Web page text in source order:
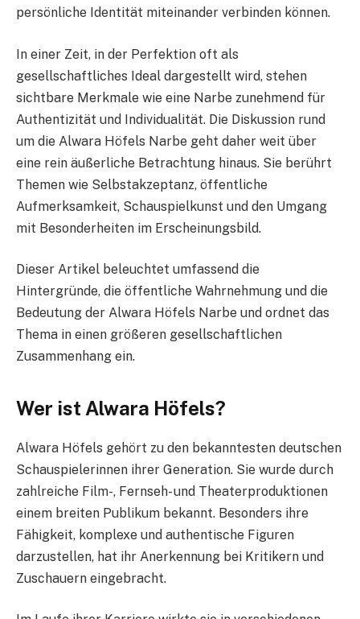
persönliche Identität miteinander verbinden können.
In einer Zeit, in der Perfektion oft als
gesellschaftliches Ideal dargestellt wird, stehen
sichtbare Merkmale wie eine Narbe zunehmend für
Authentizität und Individualität. Die Diskussion rund
um die Alwara Höfels Narbe geht daher weit über
eine rein äußerliche Betrachtung hinaus. Sie berührt
Themen wie Selbstakzeptanz, öffentliche
Aufmerksamkeit, Schauspielkunst und den Umgang
mit Besonderheiten im Erscheinungsbild.
Dieser Artikel beleuchtet umfassend die
Hintergründe, die öffentliche Wahrnehmung und die
Bedeutung der Alwara Höfels Narbe und ordnet das
Thema in einen größeren gesellschaftlichen
Zusammenhang ein.
Wer ist Alwara Höfels?
Alwara Höfels gehört zu den bekanntesten deutschen
Schauspielerinnen ihrer Generation. Sie wurde durch
zahlreiche Film-, Fernseh- und Theaterproduktionen
einem breiten Publikum bekannt. Besonders ihre
Fähigkeit, komplexe und authentische Figuren
darzustellen, hat ihr Anerkennung bei Kritikern und
Zuschauern eingebracht.